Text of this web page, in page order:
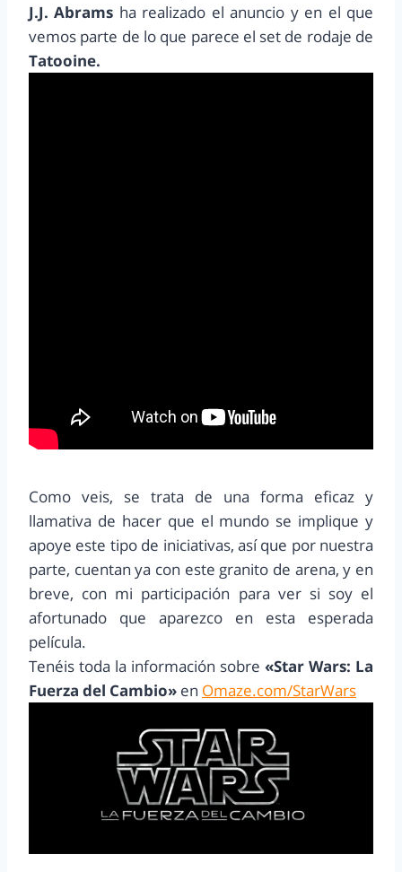
J.J. Abrams ha realizado el anuncio y en el que
vemos parte de lo que parece el set de rodaje de
Tatooine.
Como veis, se trata de una forma eficaz y
llamativa de hacer que el mundo se implique y
apoye este tipo de iniciativas, así que por nuestra
parte, cuentan ya con este granito de arena, y en
breve, con mi participación para ver si soy el
afortunado que aparezco en esta esperada
película.
Tenéis toda la información sobre «Star Wars: La
Fuerza del Cambio» en Omaze.com/StarWars